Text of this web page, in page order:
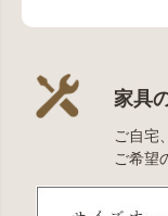
家具
ご自宅
ご希望